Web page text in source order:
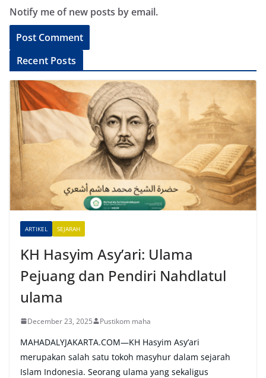
Notify me of new posts by email.
l
t
v
Recent Posts
ARTIKEL SEJARAH
KH Hasyim Asy’ari: Ulama
Pejuang dan Pendiri Nahdlatul
ulama
December 23, 2025 Pustikom maha
MAHADALYJAKARTA.COM—KH Hasyim Asy’ari
merupakan salah satu tokoh masyhur dalam sejarah
Islam Indonesia. Seorang ulama yang sekaligus